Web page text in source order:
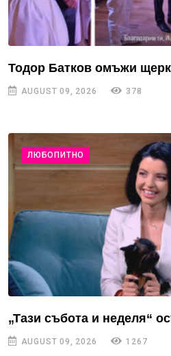
Тодор Батков омъжи
AUGUST 09, 2026 378
ЛЮБОПИТНО
„Тази събота и неделя“
AUGUST 09, 2026 1267